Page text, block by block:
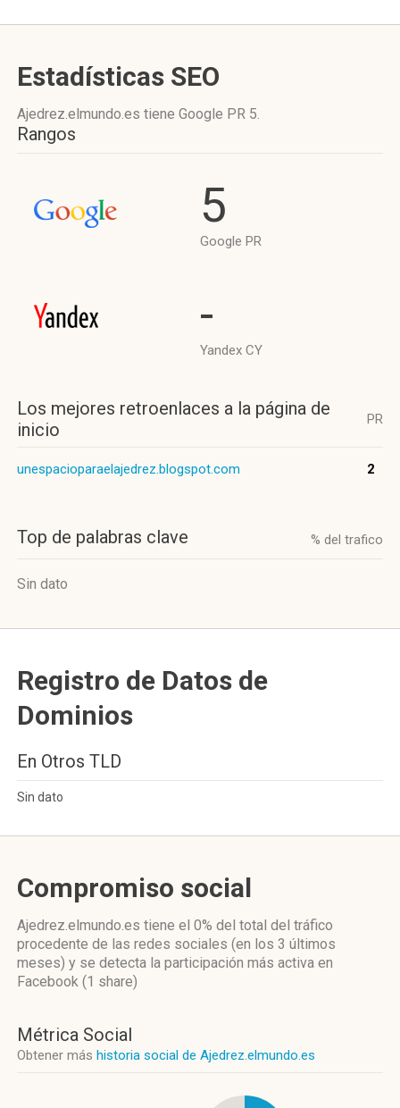
Estadísticas SEO
Ajedrez.elmundo.es tiene Google PR 5.
Rangos
5
Google PR
-
Yandex CY
Los mejores retroenlaces a la página de
inicio
PR
unespacioparaelajedrez.blogspot.com 2
Top de palabras clave % del trafico
Sin dato
Registro de Datos de
Dominios
En Otros TLD
Sin dato
Compromiso social
Ajedrez.elmundo.es tiene el 0% del total del tráfico
procedente de las redes sociales (en los 3 últimos
meses) y se detecta la participación más activa en
Facebook (1 share)
Métrica Social
Obtener más historia social de Ajedrez.elmundo.es